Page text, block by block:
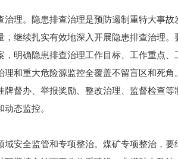
治理。隐患排查治理是预防遏制重特大事
，继续扎实有效地深入开展隐患排查治理
，明确隐患排查治理工作目标、工作重点
理和重大危险源监控全覆盖不留盲区和死
牌督办、举报奖励、整改治理、监督检查
态监控。
域安全监管和专项整治。煤矿专项整治，